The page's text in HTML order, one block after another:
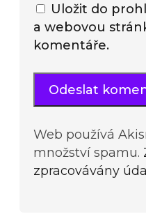
Uložit do
a webovou
komentáře.
Web používá
množství spamu.
zpracovávány